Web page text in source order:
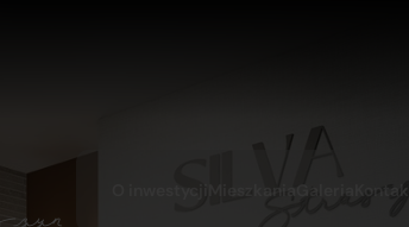
Mieszkania Galeria